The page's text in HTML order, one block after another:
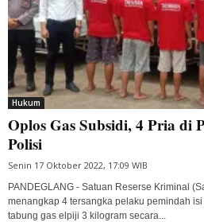
Hukum
Oplos Gas Subsidi, 4 Pria di
Polisi
Senin 17 Oktober 2022, 17:09 WIB
PANDEGLANG - Satuan Reserse Kriminal
menangkap 4 tersangka pelaku pemindah
tabung gas elpiji 3 kilogram secara...